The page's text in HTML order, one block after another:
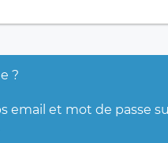
?
email et mot de passe